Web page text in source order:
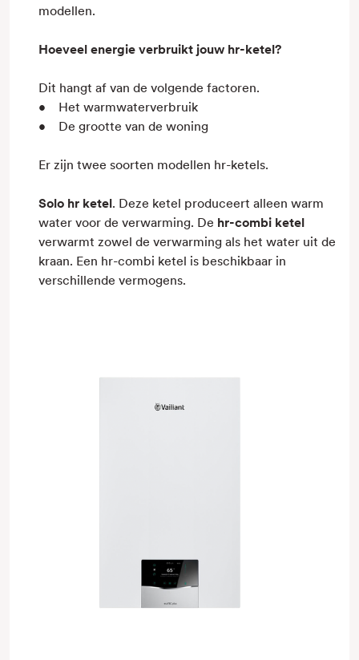
modellen.
Hoeveel energie verbruikt jouw hr-ketel?
Dit hangt af van de volgende factoren.
• Het warmwaterverbruik
• De grootte van de woning
Er zijn twee soorten modellen hr-ketels.
Solo hr ketel. Deze ketel produceert alleen warm
water voor de verwarming. De hr-combi ketel
verwarmt zowel de verwarming als het water uit de
kraan. Een hr-combi ketel is beschikbaar in
verschillende vermogens.